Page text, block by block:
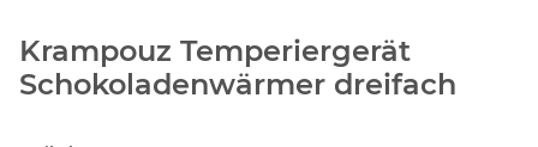
Krampouz Temperiergerät
Schokoladenwärmer dreifach